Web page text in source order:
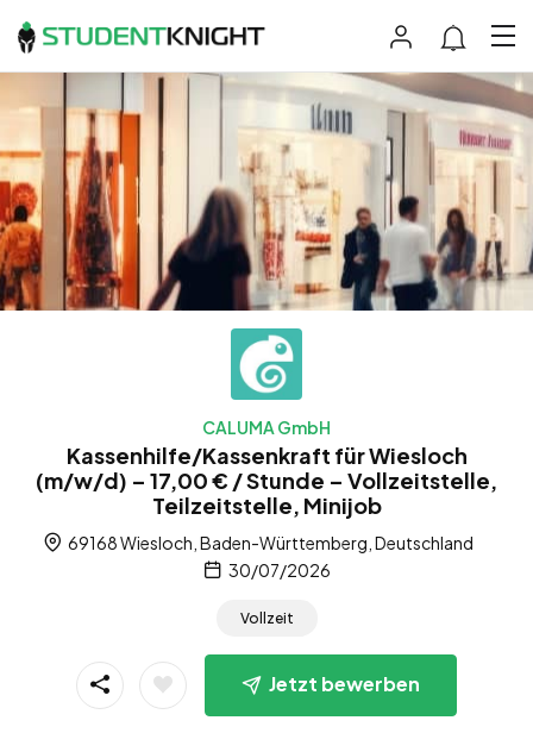
CALUMA GmbH
Kassenhilfe/Kassenkraft für Wiesloch
(m/w/d) – 17,00 € / Stunde – Vollzeitstelle,
Teilzeitstelle, Minijob
69168 Wiesloch, Baden-Württemberg, Deutschland
30/07/2026
Vollzeit
Jetzt bewerben